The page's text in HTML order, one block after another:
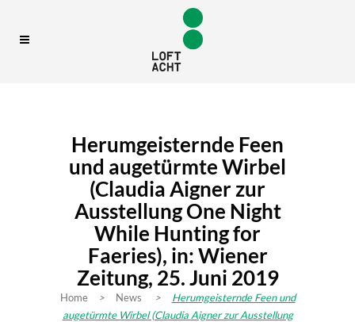
Herumgeisternde Feen
und augetürmte Wirbel
(Claudia Aigner zur
Ausstellung One Night
While Hunting for
Faeries), in: Wiener
Zeitung, 25. Juni 2019
Home > News >
Herumgeisternde Feen und
augetürmte Wirbel (Claudia Aigner zur Ausstellung